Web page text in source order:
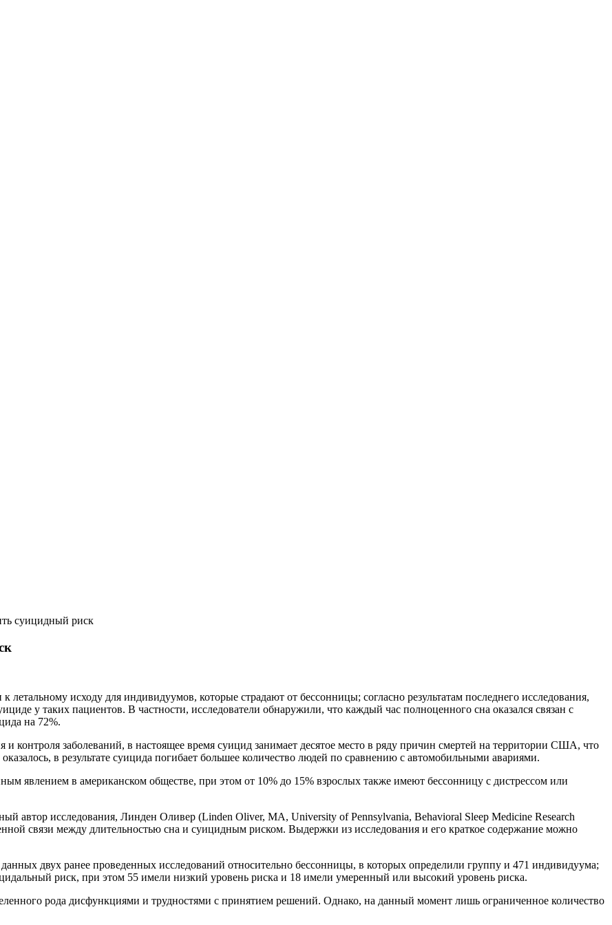
суицидный риск
исходу для индивидуумов, которые страдают от бессонницы; согласно результатам последнего исследования,
у таких пациентов. В частности, исследователи обнаружили, что каждый час полноценного сна оказался связан с
на 72%.
контроля заболеваний, в настоящее время суицид занимает десятое место в ряду причин смертей на территории США, что
в результате суицида погибает большее количество людей по сравнению с автомобильными авариями.
явлением в американском обществе, при этом от 10% до 15% взрослых также имеют бессонницу с дистрессом или
автор исследования, Линден Оливер (Linden Oliver, MA, University of Pennsylvania, Behavioral Sleep Medicine Research
связи между длительностью сна и суицидным риском. Bыдержки из исследования и его краткое содержание можно
двух ранее проведенных исследований относительно бессонницы, в которых определили группу и 471 индивидуума;
риск, при этом 55 имели низкий уровень риска и 18 имели умеренный или высокий уровень риска.
рода дисфункциями и трудностями с принятием решений. Однако, на данный момент лишь ограниченное количество